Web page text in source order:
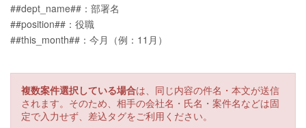
##dept_name##：部署名
##position##：役職
##this_month##：今月（例：11月）
複数案件選択している場合は、同じ内容の件名・本文が送信
されます。そのため、相手の会社名・氏名・案件名などは固
定で入力せず、差込タグをご利用ください。